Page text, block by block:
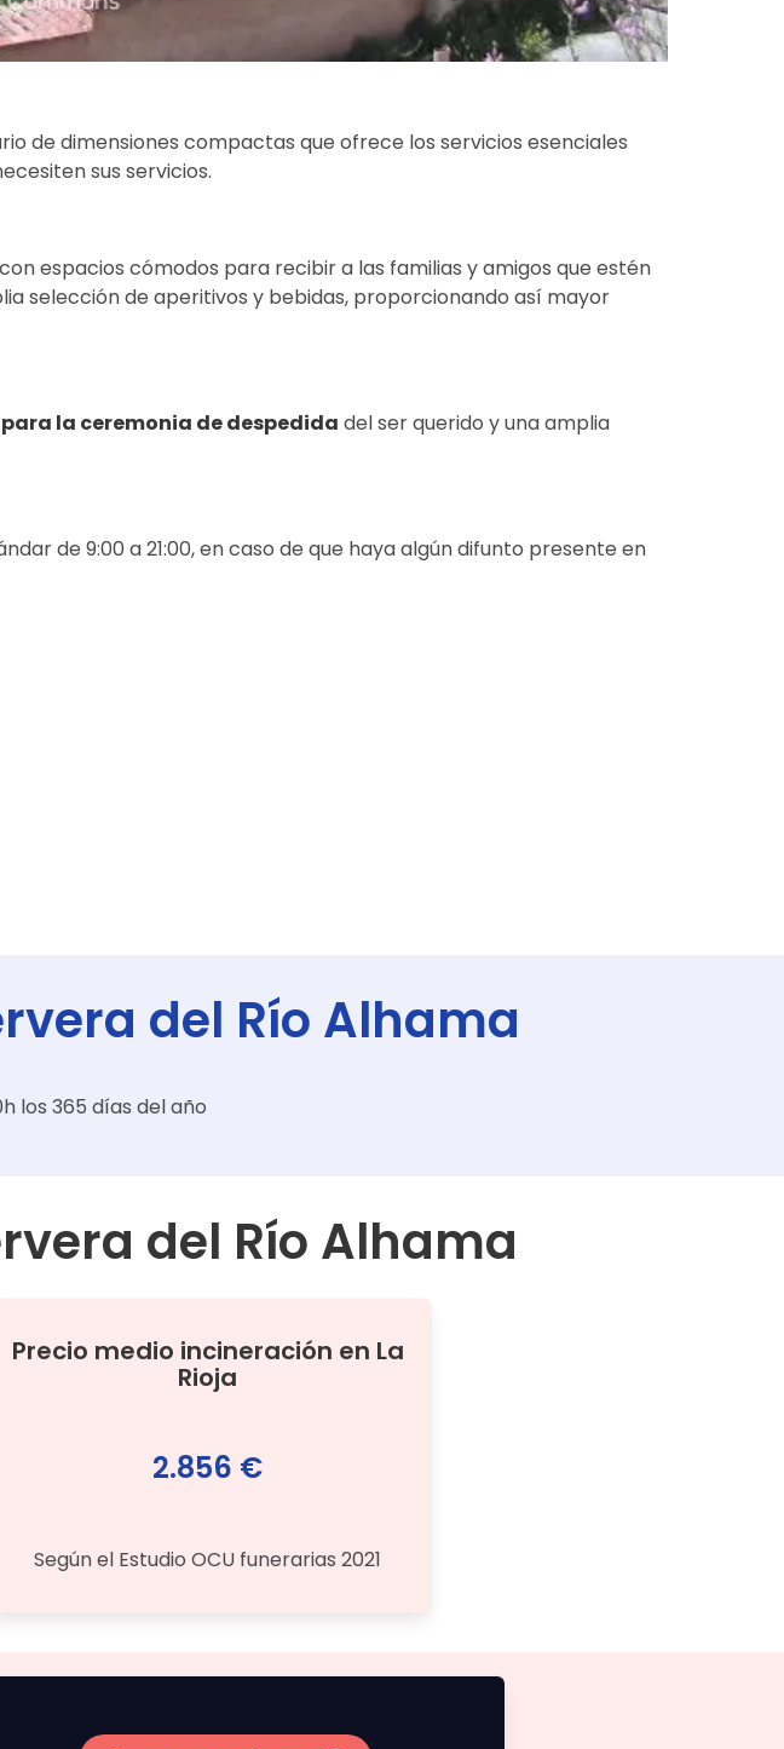
de dimensiones compactas que ofrece los servicios esenciales
sus servicios.
espacios cómodos para recibir a las familias y amigos que estén
selección de aperitivos y bebidas, proporcionando así mayor
la ceremonia de despedida del ser querido y una amplia
de 9:00 a 21:00, en caso de que haya algún difunto presente en
del Río Alhama
los 365 días del año
del Río Alhama
Precio medio incineración en La
Rioja
2.856 €
Según el Estudio OCU funerarias 2021